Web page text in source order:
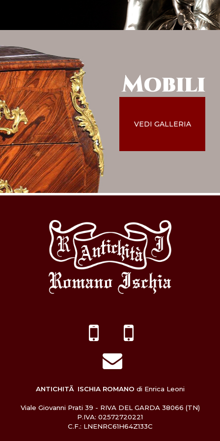
Mobili
VEDI GALLERIA
ANTICHITÃ ISCHIA ROMANO di Enrica Leoni
Viale Giovanni Prati 39 - RIVA DEL GARDA 38066 (TN)
P.IVA: 02572720221
C.F.: LNENRC61H64Z133C